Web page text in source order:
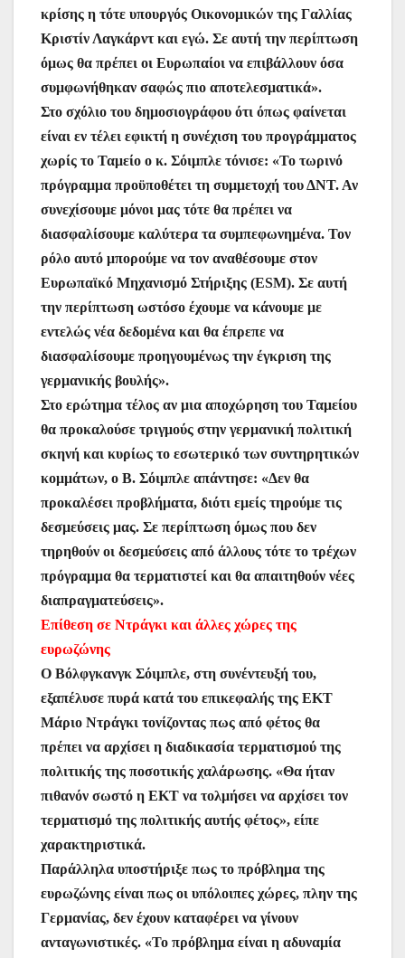
κρίσης η τότε υπουργός Οικονομικών της Γαλλίας
Κριστίν Λαγκάρντ και εγώ. Σε αυτή την περίπτωση
όμως θα πρέπει οι Ευρωπαίοι να επιβάλλουν όσα
συμφωνήθηκαν σαφώς πιο αποτελεσματικά».
Στο σχόλιο του δημοσιογράφου ότι όπως φαίνεται
είναι εν τέλει εφικτή η συνέχιση του προγράμματος
χωρίς το Ταμείο ο κ. Σόιμπλε τόνισε: «Το τωρινό
πρόγραμμα προϋποθέτει τη συμμετοχή του ΔΝΤ. Αν
συνεχίσουμε μόνοι μας τότε θα πρέπει να
διασφαλίσουμε καλύτερα τα συμπεφωνημένα. Τον
ρόλο αυτό μπορούμε να τον αναθέσουμε στον
Ευρωπαϊκό Μηχανισμό Στήριξης (ESM). Σε αυτή
την περίπτωση ωστόσο έχουμε να κάνουμε με
εντελώς νέα δεδομένα και θα έπρεπε να
διασφαλίσουμε προηγουμένως την έγκριση της
γερμανικής βουλής».
Στο ερώτημα τέλος αν μια αποχώρηση του Ταμείου
θα προκαλούσε τριγμούς στην γερμανική πολιτική
σκηνή και κυρίως το εσωτερικό των συντηρητικών
κομμάτων, ο Β. Σόιμπλε απάντησε: «Δεν θα
προκαλέσει προβλήματα, διότι εμείς τηρούμε τις
δεσμεύσεις μας. Σε περίπτωση όμως που δεν
τηρηθούν οι δεσμεύσεις από άλλους τότε το τρέχων
πρόγραμμα θα τερματιστεί και θα απαιτηθούν νέες
διαπραγματεύσεις».
Επίθεση σε Ντράγκι και άλλες χώρες της
ευρωζώνης
Ο Βόλφγκανγκ Σόιμπλε, στη συνέντευξή του,
εξαπέλυσε πυρά κατά του επικεφαλής της ΕΚΤ
Μάριο Ντράγκι τονίζοντας πως από φέτος θα
πρέπει να αρχίσει η διαδικασία τερματισμού της
πολιτικής της ποσοτικής χαλάρωσης. «Θα ήταν
πιθανόν σωστό η ΕΚΤ να τολμήσει να αρχίσει τον
τερματισμό της πολιτικής αυτής φέτος», είπε
χαρακτηριστικά.
Παράλληλα υποστήριξε πως το πρόβλημα της
ευρωζώνης είναι πως οι υπόλοιπες χώρες, πλην της
Γερμανίας, δεν έχουν καταφέρει να γίνουν
ανταγωνιστικές. «Το πρόβλημα είναι η αδυναμία